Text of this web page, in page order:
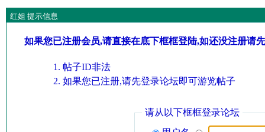
红姐 提示信息
如果您已注册会员,请直接在底下框框登陆,如还没注册请
帖子ID非法
如果您已注册,请先登录论坛即可游览帖子
请从以下框框登录论坛